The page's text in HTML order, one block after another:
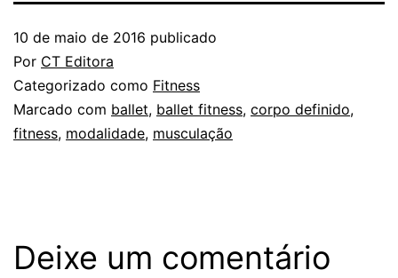
10 de maio de 2016 publicado
Por CT Editora
Categorizado como Fitness
Marcado com ballet, ballet fitness, corpo definido,
fitness, modalidade, musculação
Deixe um comentário